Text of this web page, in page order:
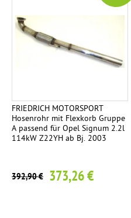
FRIEDRICH MOTORSPORT
Hosenrohr mit Flexkorb Gruppe
A passend für Opel Signum 2.2l
114kW Z22YH ab Bj. 2003
392,90 € 373,26 €